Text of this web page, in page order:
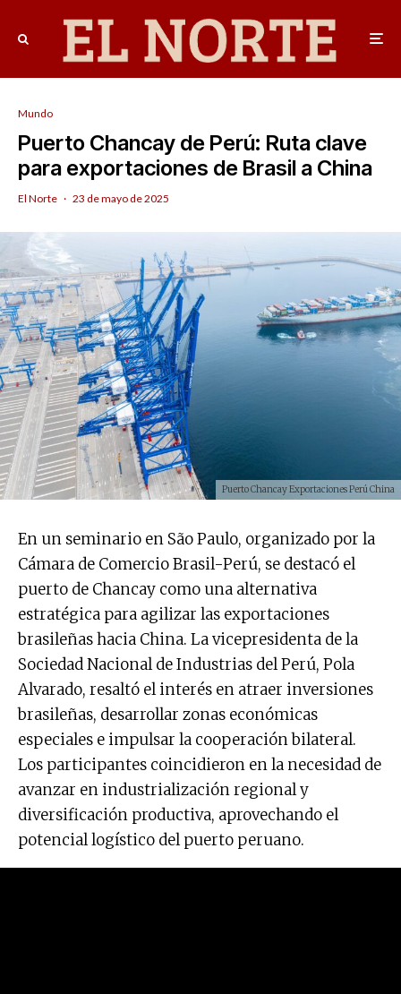
Mundo
Puerto Chancay de Perú: Ruta clave
para exportaciones de Brasil a China
El Norte · 23 de mayo de 2025
Puerto Chancay Exportaciones Perú China
En un seminario en São Paulo, organizado por la
Cámara de Comercio Brasil-Perú, se destacó el
puerto de Chancay como una alternativa
estratégica para agilizar las exportaciones
brasileñas hacia China. La vicepresidenta de la
Sociedad Nacional de Industrias del Perú, Pola
Alvarado, resaltó el interés en atraer inversiones
brasileñas, desarrollar zonas económicas
especiales e impulsar la cooperación bilateral.
Los participantes coincidieron en la necesidad de
avanzar en industrialización regional y
diversificación productiva, aprovechando el
potencial logístico del puerto peruano.